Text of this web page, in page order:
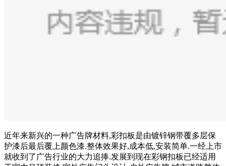
近年来新兴的一种广告牌材料,彩扣板是由镀锌钢带覆多层保
护漆后最后覆上颜色漆.整体效果好,成本低,安装简单.一经上市
就收到了广告行业的大力追捧.发展到现在彩钢扣板已经适用